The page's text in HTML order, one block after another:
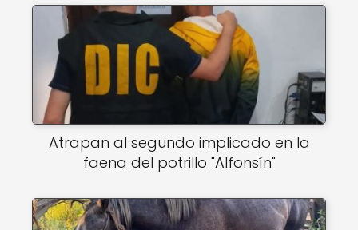
Atrapan al segundo implicado en la
faena del potrillo "Alfonsín"